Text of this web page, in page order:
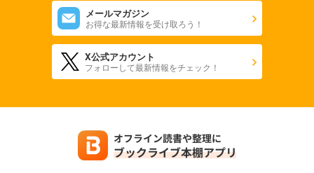
メールマガジン
お得な最新情報を受け取ろう！
X公式アカウント
フォローして最新情報をチェック！